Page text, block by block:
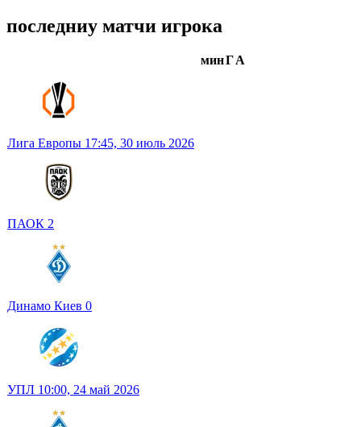
последниу матчи игрока
минГА
Лига Европы 17:45, 30 июль 2026
ПАОК 2
Динамо Киев 0
УПЛ 10:00, 24 май 2026